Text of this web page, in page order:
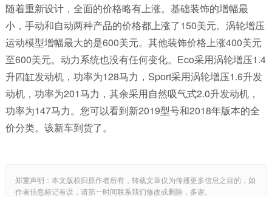
随着重新设计，全面的价格略有上涨。基础装饰的增幅最
小，手动和自动两种产品的价格都上涨了150美元。涡轮增压
运动模型增幅最大的是600美元。其他装饰价格上涨400美元
至600美元。动力系统也没有任何变化。Eco采用涡轮增压1.4
升四缸发动机，功率为128马力，Sport采用涡轮增压1.6升发
动机，功率为201马力，其余采用自然吸气式2.0升发动机，
功率为147马力。您可以看到新2019型号和2018年版本的全
价分类。该新车到货了。
郑重声明：本文版权归原作者所有，转载文章仅为传播更多信息之目的，如
作者信息标记有误，请第一时间联系我们修改或删除，多谢。